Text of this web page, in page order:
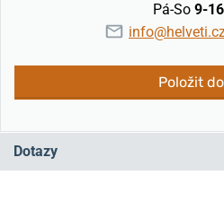
Pá-So 9-16
Položit
Dotazy